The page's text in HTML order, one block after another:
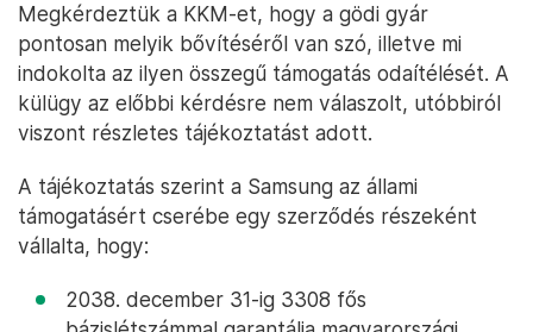
Megkérdeztük a KKM-et, hogy a gödi gyár
pontosan melyik bővítéséről van szó, illetve mi
indokolta az ilyen összegű támogatás odaítélését. A
külügy az előbbi kérdésre nem válaszolt, utóbbiról
viszont részletes tájékoztatást adott.
A tájékoztatás szerint a Samsung az állami
támogatásért cserébe egy szerződés részeként
vállalta, hogy:
2038. december 31-ig 3308 fős